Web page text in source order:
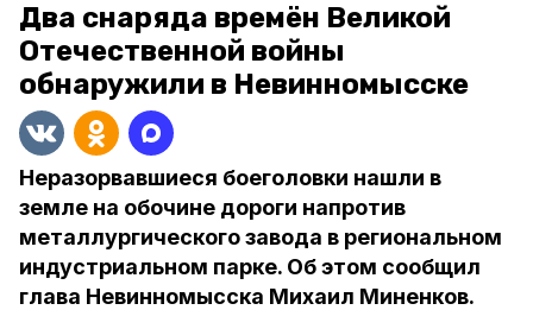
Два снаряда времён Великой
Отечественной войны
обнаружили в Невинномысске
Неразорвавшиеся боеголовки нашли в
земле на обочине дороги напротив
металлургического завода в региональном
индустриальном парке. Об этом сообщил
глава Невинномысска Михаил Миненков.